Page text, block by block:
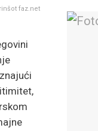
faz.net